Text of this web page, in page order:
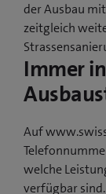
der Ausbau
zeitgleich
Immer
Auf
welche
verfügbar